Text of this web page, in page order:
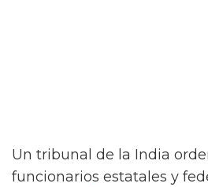
Un tribunal de la India
funcionarios estatales y